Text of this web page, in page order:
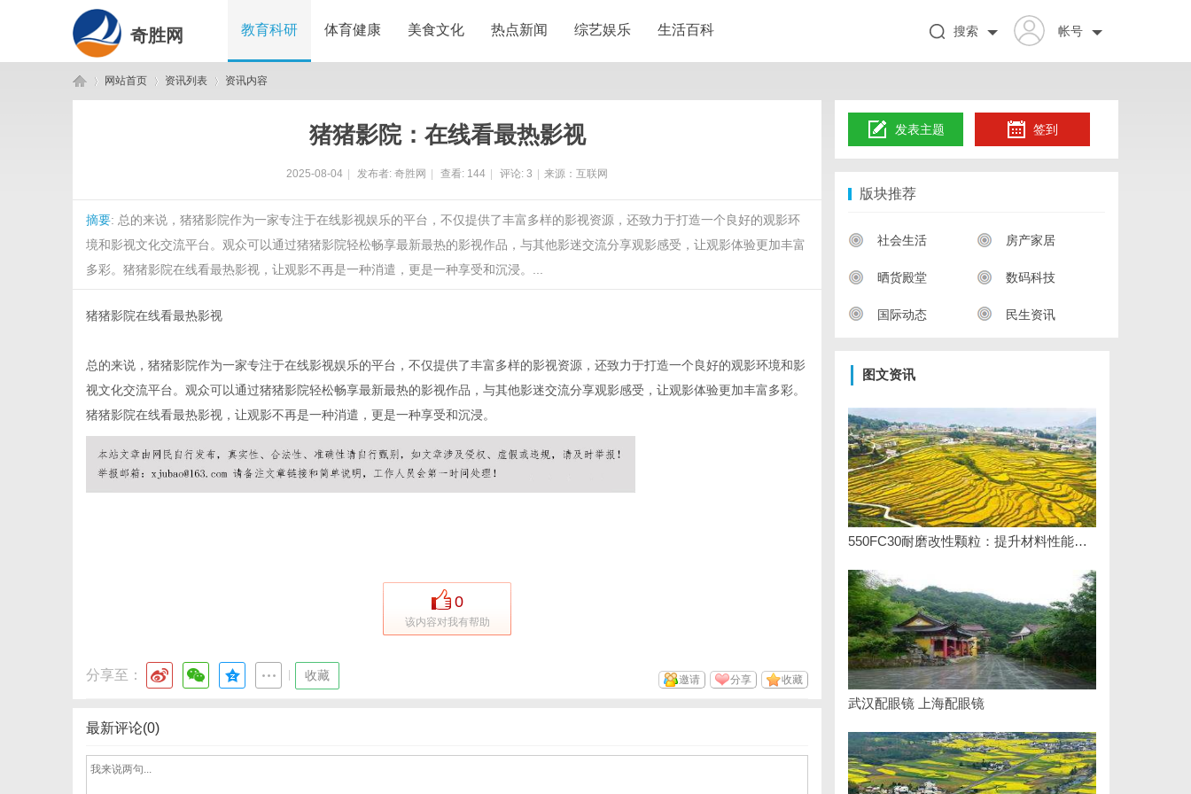
奇胜网 教育科研 体育健康 美食文化 热点新闻 综艺娱乐 生活百科 帐号
搜索
网站首页 资讯列表 资讯内容
猪猪影院：在线看最热影视
2025-08-04 发布者: 奇胜网 查看: 144 评论: 3 来源：互联网
摘要: 总的来说，猪猪影院作为一家专注于在线影视娱乐的平台，不仅提供了丰富多样的影视资源，还致力于打造一个良好的观影环
境和影视文化交流平台。观众可以通过猪猪影院轻松畅享最新最热的影视作品，与其他影迷交流分享观影感受，让观影体验更加丰富
多彩。猪猪影院在线看最热影视，让观影不再是一种消遣，更是一种享受和沉浸。...
猪猪影院在线看最热影视
总的来说，猪猪影院作为一家专注于在线影视娱乐的平台，不仅提供了丰富多样的影视资源，还致力于打造一个良好的观影环境和影
视文化交流平台。观众可以通过猪猪影院轻松畅享最新最热的影视作品，与其他影迷交流分享观影感受，让观影体验更加丰富多彩。
猪猪影院在线看最热影视，让观影不再是一种消遣，更是一种享受和沉浸。
0
该内容对我有帮助
分享至： 收藏 收藏
分享
邀请
最新评论(0)
发表主题 签到
版块推荐
社会生活 房产家居
晒货殿堂 数码科技
国际动态 民生资讯
图文资讯
550FC30耐磨改性颗粒：提升材料性能的新选择
武汉配眼镜 上海配眼镜